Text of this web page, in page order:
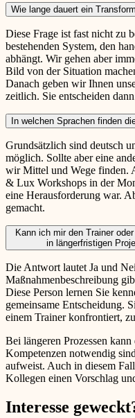
Wie lange dauert ein
Diese Frage ist fast nicht zu
bestehenden System, den
abhängt. Wir gehen aber
Bild von der Situation
Danach geben wir Ihnen
zeitlich. Sie entscheiden
In welchen Sprachen finden
Grundsätzlich sind deutsch
möglich. Sollte aber eine
wir Mittel und Wege finden.
& Lux Workshops in der
eine Herausforderung war.
gemacht.
Kann ich mir den Trainer
in längerfristigen
Die Antwort lautet Ja und
Maßnahmenbeschreibung
Diese Person lernen Sie
gemeinsame Entscheidung.
einem Trainer konfrontiert,
Bei längeren Prozessen
Kompetenzen notwendig
aufweist. Auch in diesem
Kollegen einen Vorschlag
Interesse